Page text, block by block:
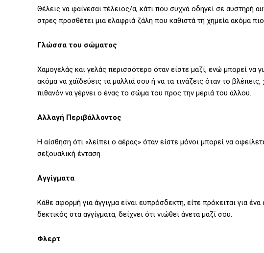
Θέλεις να φαίνεσαι τέλειος/α, κάτι που συχνά οδηγεί σε αυστηρή
στρες προσθέτει μια ελαφριά ζάλη που καθιστά τη χημεία ακόμα
Γλώσσα του σώματος
Χαμογελάς και γελάς περισσότερο όταν είστε μαζί, ενώ μπορεί
ακόμα να χαϊδεύεις τα μαλλιά σου ή να τα τινάζεις όταν το
πιθανόν να γέρνει ο ένας το σώμα του προς την μεριά του άλλου.
Αλλαγή Περιβάλλοντος
Η αίσθηση ότι «λείπει ο αέρας» όταν είστε μόνοι μπορεί να
σεξουαλική ένταση.
Αγγίγματα
Κάθε αφορμή για άγγιγμα είναι ευπρόσδεκτη, είτε πρόκειται για
δεκτικός στα αγγίγματα, δείχνει ότι νιώθει άνετα μαζί σου.
Φλερτ